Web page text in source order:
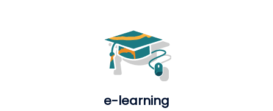
e-learning